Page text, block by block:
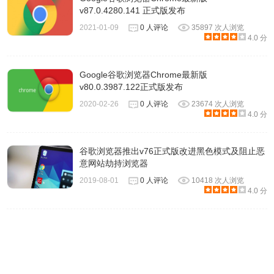
https://redirector.gvt1.com/edgedl/release2/chrome/
O8jviXrIg2Gk_80.0.3987.106/GoogleChrome-
Google Chrome 官方带更新功能版 网盘：
https://www.lanzous.com/b138066
v87.0.4280.141 正式版发布
2021-01-09 0 人评论
35897 次人浏览
4.0 分
Google谷歌浏览器Chrome最新版
v80.0.3987.122正式版发布
2020-02-26 0 人评论
23674 次人浏览
4.0 分
谷歌浏览器推出v76正式版改进黑色模式及阻止恶
意网站劫持浏览器
2019-08-01 0 人评论
10418 次人浏览
4.0 分